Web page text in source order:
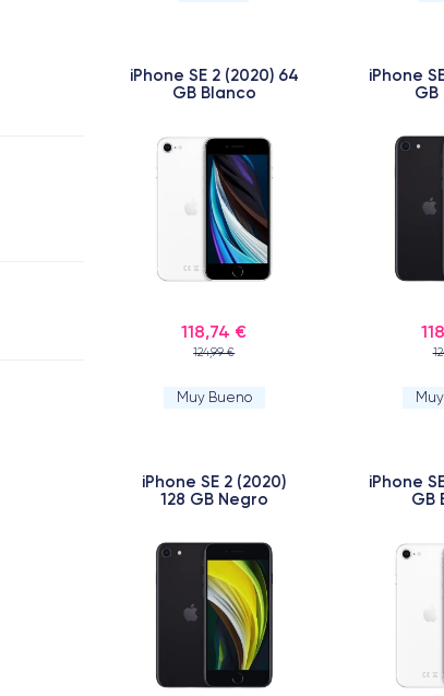
iPhone SE 2 (2020) 64
GB Blanco
118,74 €
124,99 €
Muy Bueno
iPhone
iPhone SE 2 (2020)
128 GB Negro
iPhone
GB